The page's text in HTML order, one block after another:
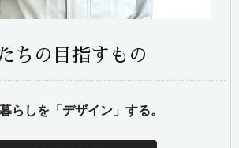
ちの目指すもの
らしを「デザイン」する。